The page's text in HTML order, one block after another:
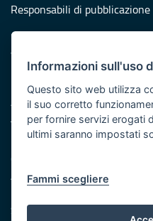
Responsabili di pubblicazione
Protezione civile
Vai al sito di Protezione Civile
Iniziativa finanziata con
Asse XI
Note legali
Cookie e privacy
Atti di notifica
Servizi Intranet
Informazioni sull'uso
Questo sito web utilizza
il suo corretto
per fornire servizi erogati
ultimi saranno impostati
Fammi scegliere